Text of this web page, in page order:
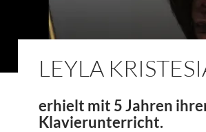
LEYLA
erhielt mit 5
Klavierunterricht.